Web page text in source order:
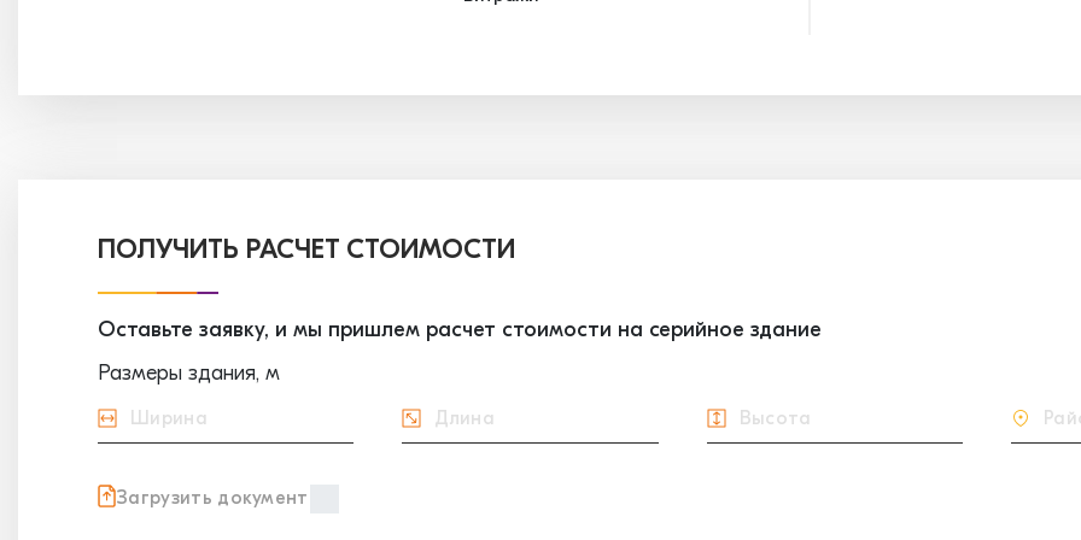
ПОЛУЧИТЬ РАСЧЕТ СТОИМОСТИ
Оставьте заявку, и мы пришлем расчет стоимости на серийное здание
Размеры здания, м
Загрузить документ